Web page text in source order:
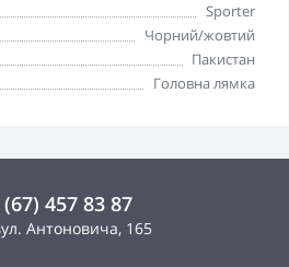
Sporter
Чорний/жовтий
Пакистан
Головна лямка
457 83 87
Антоновича, 165